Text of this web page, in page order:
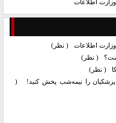
( نظر)
( نظر)
( نظر)
را نیمه‌شب پخش کنید!
(